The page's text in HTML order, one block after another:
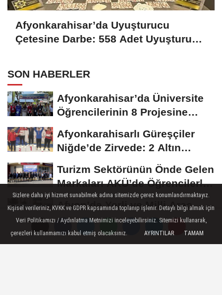
Afyonkarahisar’da Uyuşturucu
Çetesine Darbe: 558 Adet Uyuşturucu
SON HABERLER
Afyonkarahisar’da Üniversite
Öğrencilerinin 8 Projesine
Afyonkarahisarlı Güreşçiler
Niğde’de Zirvede: 2 Altın
Turizm Sektörünün Önde Gelen
Markaları AKÜ’de Öğrencilerle
Buluştu
Afyon’da Yerli ve Milli Araç
Hamlesi
Üzeyir Aladağ’dan Bolvadin
Sizlere daha iyi hizmet sunabilmek adına sitemizde çerez konumlandırmaktayız.
Kişisel verileriniz, KVKK ve GDPR kapsamında toplanıp işlenir. Detaylı bilgi almak için
Veri Politikamızı / Aydınlatma Metnimizi inceleyebilirsiniz. Sitemizi kullanarak,
çerezleri kullanmamızı kabul etmiş olacaksınız.
AYRINTILAR TAMAM